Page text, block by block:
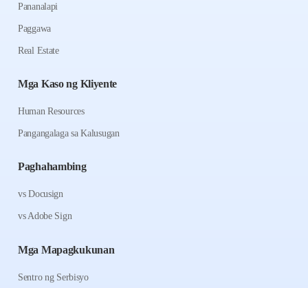
Pananalapi
Paggawa
Real Estate
Mga Kaso ng Kliyente
Human Resources
Pangangalaga sa Kalusugan
Paghahambing
vs Docusign
vs Adobe Sign
Mga Mapagkukunan
Sentro ng Serbisyo